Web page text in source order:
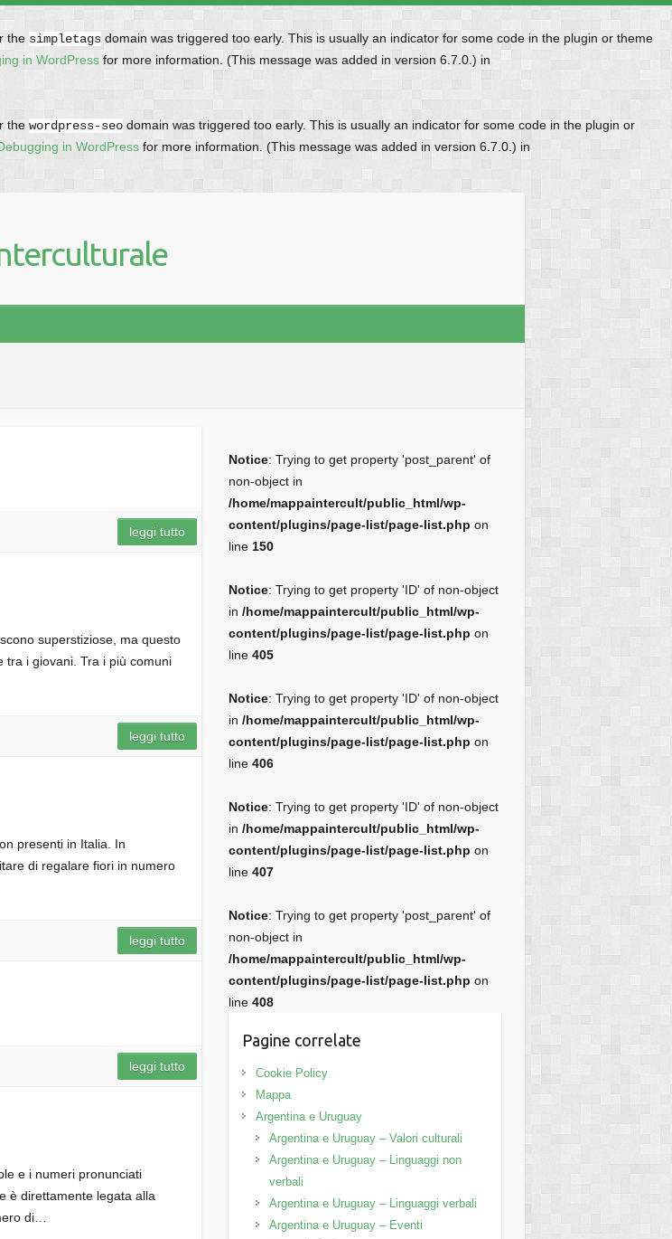
the simpletags domain was triggered too early. This is usually an indicator for some code in the plugin or theme
in WordPress for more information. (This message was added in version 6.7.0.) in
the wordpress-seo domain was triggered too early. This is usually an indicator for some code in the plugin or
in WordPress for more information. (This message was added in version 6.7.0.) in
leggi tutto
superstiziose, ma questo
tra i giovani. Tra i più comuni
leggi tutto
presenti in Italia. In
di regalare fiori in numero
leggi tutto
leggi tutto
e i numeri pronunciati
è direttamente legata alla
di…
Notice: Trying to get property 'post_parent' of
non-object in
/home/mappaintercult/public_html/wp-
content/plugins/page-list/page-list.php on
line 150
Notice: Trying to get property 'ID' of non-object
in /home/mappaintercult/public_html/wp-
content/plugins/page-list/page-list.php on
line 405
Notice: Trying to get property 'ID' of non-object
in /home/mappaintercult/public_html/wp-
content/plugins/page-list/page-list.php on
line 406
Notice: Trying to get property 'ID' of non-object
in /home/mappaintercult/public_html/wp-
content/plugins/page-list/page-list.php on
line 407
Notice: Trying to get property 'post_parent' of
non-object in
/home/mappaintercult/public_html/wp-
content/plugins/page-list/page-list.php on
line 408
Pagine correlate
Cookie Policy
Mappa
Argentina e Uruguay
Argentina e Uruguay – Valori culturali
Argentina e Uruguay – Linguaggi non
verbali
Argentina e Uruguay – Linguaggi verbali
Argentina e Uruguay – Eventi